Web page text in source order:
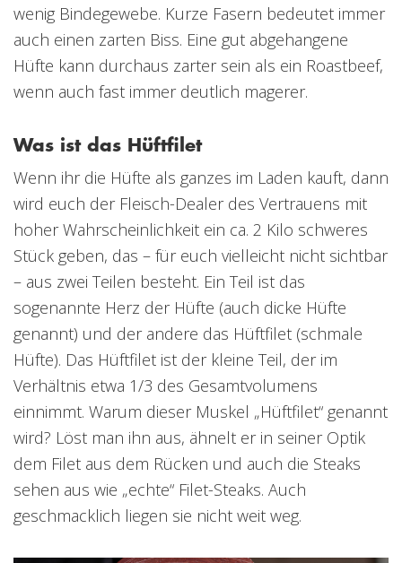
wenig Bindegewebe. Kurze Fasern bedeutet immer
auch einen zarten Biss. Eine gut abgehangene
Hüfte kann durchaus zarter sein als ein Roastbeef,
wenn auch fast immer deutlich magerer.
Was ist das Hüftfilet
Wenn ihr die Hüfte als ganzes im Laden kauft, dann
wird euch der Fleisch-Dealer des Vertrauens mit
hoher Wahrscheinlichkeit ein ca. 2 Kilo schweres
Stück geben, das – für euch vielleicht nicht sichtbar
– aus zwei Teilen besteht. Ein Teil ist das
sogenannte Herz der Hüfte (auch dicke Hüfte
genannt) und der andere das Hüftfilet (schmale
Hüfte). Das Hüftfilet ist der kleine Teil, der im
Verhältnis etwa 1/3 des Gesamtvolumens
einnimmt. Warum dieser Muskel „Hüftfilet“ genannt
wird? Löst man ihn aus, ähnelt er in seiner Optik
dem Filet aus dem Rücken und auch die Steaks
sehen aus wie „echte“ Filet-Steaks. Auch
geschmacklich liegen sie nicht weit weg.